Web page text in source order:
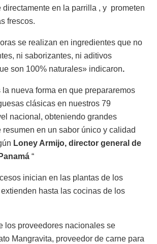
directamente en la parrilla , y prometen
frescos.
se realizan en ingredientes que no
ni saborizantes, ni aditivos
son 100% naturales» indicaron.
la nueva forma en que prepararemos
clásicas en nuestros 79
nacional, obteniendo grandes
resumen en un sabor único y calidad
Loney Armijo, director general de
“
inician en las plantas de los
hasta las cocinas de los
los proveedores nacionales se
Mangravita, proveedor de carne para